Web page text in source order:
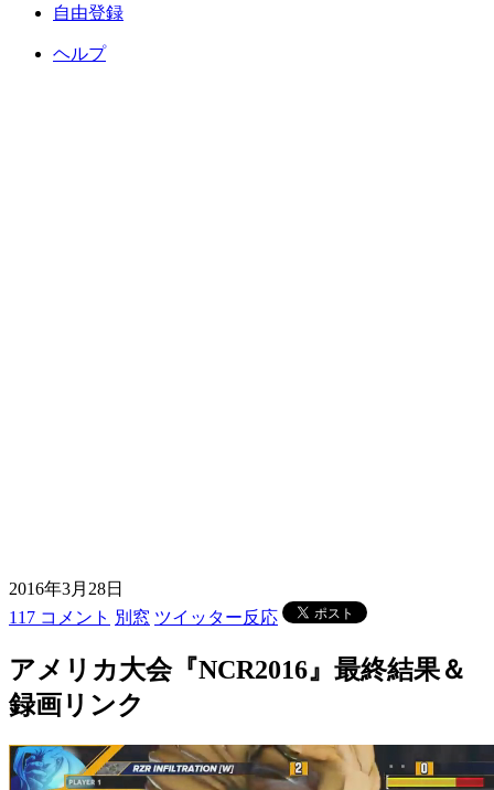
自由登録
ヘルプ
2016年3月28日
117 コメント 別窓 ツイッター反応
アメリカ大会『NCR2016』最終結果＆
録画リンク